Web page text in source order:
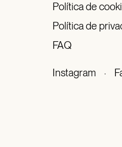
Política de
Política de
FAQ
Instagram ·